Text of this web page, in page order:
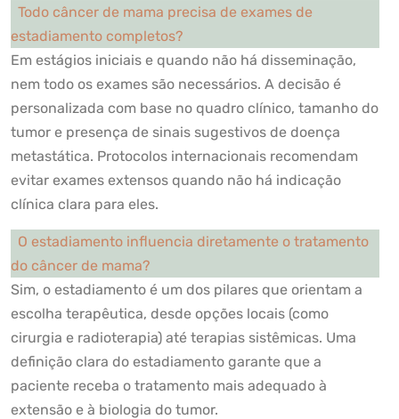
Todo câncer de mama precisa de exames de
estadiamento completos?
Em estágios iniciais e quando não há disseminação,
nem todo os exames são necessários. A decisão é
personalizada com base no quadro clínico, tamanho do
tumor e presença de sinais sugestivos de doença
metastática. Protocolos internacionais recomendam
evitar exames extensos quando não há indicação
clínica clara para eles.
O estadiamento influencia diretamente o tratamento
do câncer de mama?
Sim, o estadiamento é um dos pilares que orientam a
escolha terapêutica, desde opções locais (como
cirurgia e radioterapia) até terapias sistêmicas. Uma
definição clara do estadiamento garante que a
paciente receba o tratamento mais adequado à
extensão e à biologia do tumor.